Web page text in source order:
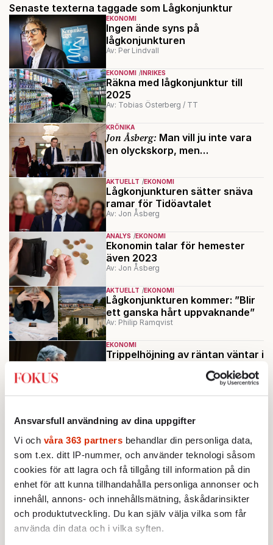
Ansvarsfull användning av dina uppgifter
Vi och våra 363 partners behandlar din personliga data,
som t.ex. ditt IP-nummer, och använder teknologi såsom
cookies för att lagra och få tillgång till information på din
enhet för att kunna tillhandahålla personliga annonser och
innehåll, annons- och innehållsmätning, åskådarinsikter
och produktutveckling. Du kan själv välja vilka som får
använda din data och i vilka syften.
Senaste texterna taggade som Lågkonjunktur
EKONOMI
Ingen ände syns på
lågkonjunkturen
Av: Per Lindvall
EKONOMI INRIKES
Räkna med lågkonjunktur till
2025
Av: Tobias Österberg / TT
KRÖNIKA
Jon Åsberg: Man vill ju inte vara
en olyckskorp, men…
AKTUELLT EKONOMI
Lågkonjunkturen sätter snäva
ramar för Tidöavtalet
Av: Jon Åsberg
ANALYS EKONOMI
Ekonomin talar för hemester
även 2023
Av: Jon Åsberg
AKTUELLT EKONOMI
Lågkonjunkturen kommer: ”Blir
ett ganska hårt uppvaknande”
Av: Philip Ramqvist
EKONOMI
Trippelhöjning av räntan väntar i
vara här
Ladda fler
Mest lästa